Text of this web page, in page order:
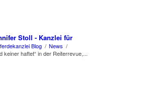
Blog / News /
keiner haftet“ in der Reiterrevue,...